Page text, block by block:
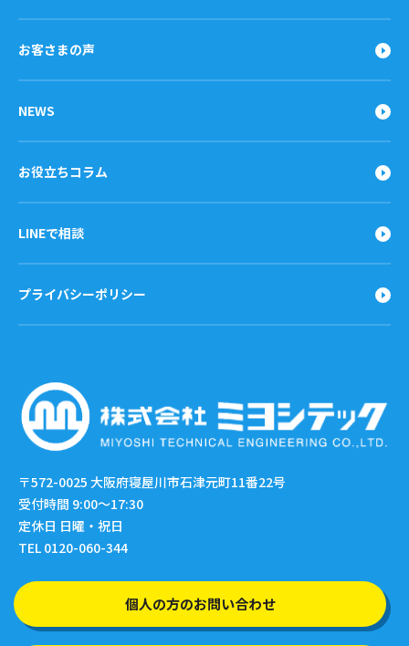
お客さまの声
NEWS
お役立ちコラム
LINEで相談
プライバシーポリシー
〒572-0025 大阪府寝屋川市石津元町11番22号
受付時間 9:00〜17:30
定休日 日曜・祝日
TEL 0120-060-344
個人の方のお問い合わせ